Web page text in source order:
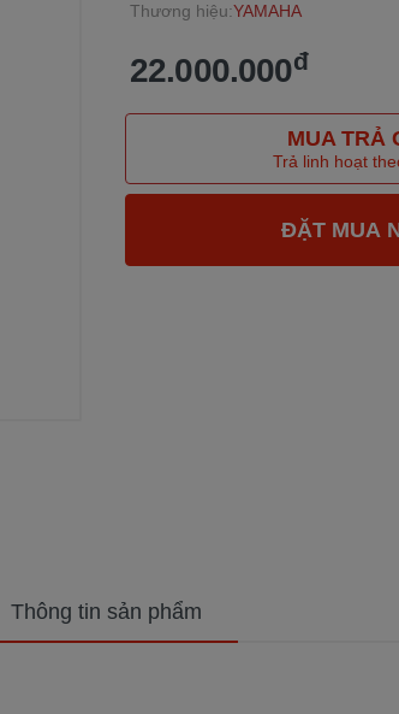
Thương hiệu:YAMAHA
22.000.000đ
MUA TRẢ
Trả linh hoạt
Thông tin sản phẩm